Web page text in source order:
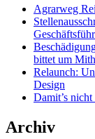
Agrarweg
bittet um
Relaunch:
Design
Damit’s
Archiv